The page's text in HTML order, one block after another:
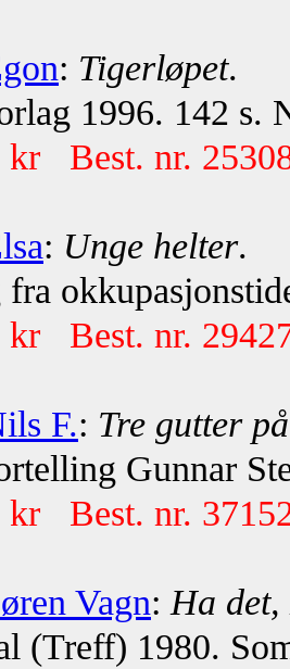
: Tigerløpet.
1996. 142 s.
kr Best. nr.
: Unge helter.
kr Best. nr.
F.: Tre gutter
Gunnar
kr Best. nr.
Vagn: Ha
(Treff) 1980.